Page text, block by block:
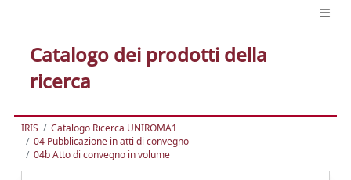
Catalogo dei prodotti della
ricerca
IRIS
Catalogo Ricerca UNIROMA1
04 Pubblicazione in atti di convegno
04b Atto di convegno in volume